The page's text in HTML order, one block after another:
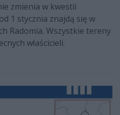
zmienia w kwestii
1 stycznia znajdą się w
Radomia. Wszystkie tereny
właścicieli.